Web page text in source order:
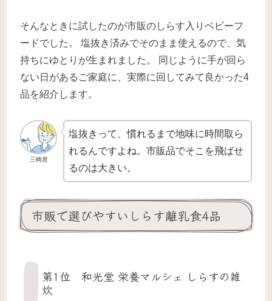
そんなときに試したのが市販のしらす入りベビーフ
ードでした。 塩抜き済みでそのまま使えるので、気
持ちにゆとりが生まれました。 同じように手が回ら
ない日があるご家庭に、実際に回してみて良かった4
品を紹介します。
三崎君
塩抜きって、慣れるまで地味に時間取ら
れるんですよね。市販品でそこを飛ばせ
るのは大きい。
市販で選びやすいしらす離乳食4品
第1位 和光堂 栄養マルシェ しらすの雑
炊